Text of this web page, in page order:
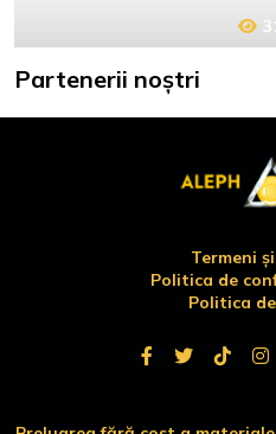
Partenerii noștri
Termeni
Politica de
Politica